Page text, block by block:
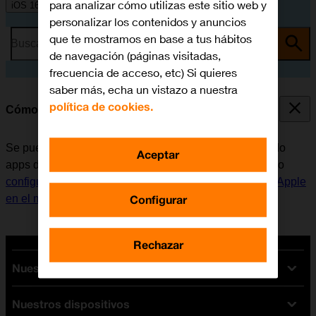
iOS 16.0
Busca por problema o tema
Cómo instalar apps de App Store
Se pueden añadir nuevas funciones al móvil, instalando
apps de App Store. Antes de instalar apps, es necesario
configurar el móvil para internetyactivar la Cuenta de Apple
en el móvil
Nuestras tarifas
Tarifas Orange
Nuestros dispositivos
para analizar cómo utilizas este sitio web y
personalizar los contenidos y anuncios
que te mostramos en base a tus hábitos
de navegación (páginas visitadas,
frecuencia de acceso, etc) Si quieres
saber más, echa un vistazo a nuestra
política de cookies.
Configurar
Rechazar
Aceptar